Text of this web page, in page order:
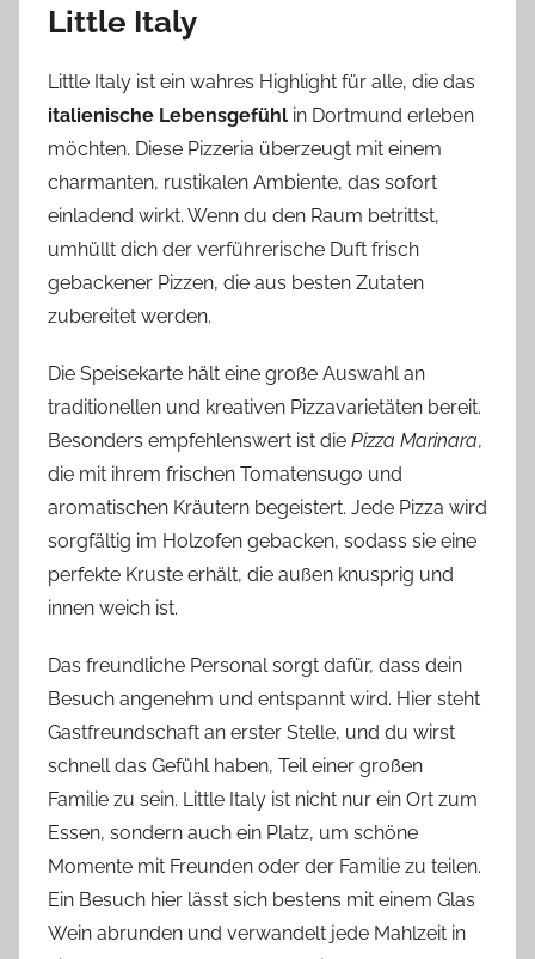
Little Italy
Little Italy ist ein wahres Highlight für alle, die das
italienische Lebensgefühl in Dortmund erleben
möchten. Diese Pizzeria überzeugt mit einem
charmanten, rustikalen Ambiente, das sofort
einladend wirkt. Wenn du den Raum betrittst,
umhüllt dich der verführerische Duft frisch
gebackener Pizzen, die aus besten Zutaten
zubereitet werden.
Die Speisekarte hält eine große Auswahl an
traditionellen und kreativen Pizzavarietäten bereit.
Besonders empfehlenswert ist die Pizza Marinara,
die mit ihrem frischen Tomatensugo und
aromatischen Kräutern begeistert. Jede Pizza wird
sorgfältig im Holzofen gebacken, sodass sie eine
perfekte Kruste erhält, die außen knusprig und
innen weich ist.
Das freundliche Personal sorgt dafür, dass dein
Besuch angenehm und entspannt wird. Hier steht
Gastfreundschaft an erster Stelle, und du wirst
schnell das Gefühl haben, Teil einer großen
Familie zu sein. Little Italy ist nicht nur ein Ort zum
Essen, sondern auch ein Platz, um schöne
Momente mit Freunden oder der Familie zu teilen.
Ein Besuch hier lässt sich bestens mit einem Glas
Wein abrunden und verwandelt jede Mahlzeit in